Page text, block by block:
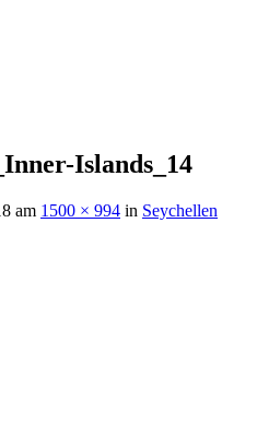
Islands_14
am 1500 × 994 in Seychellen